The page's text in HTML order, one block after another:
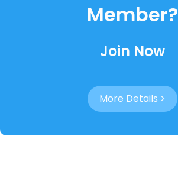
Member?
Join Now
More Details >